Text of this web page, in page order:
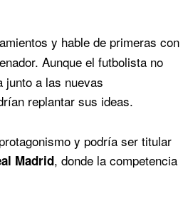
y hable de primeras con
Aunque el futbolista no
junto a las nuevas
replantar sus ideas.
y podría ser titular
Madrid, donde la competencia